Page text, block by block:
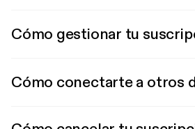
Cómo gestionar tu
Cómo conectarte a otros